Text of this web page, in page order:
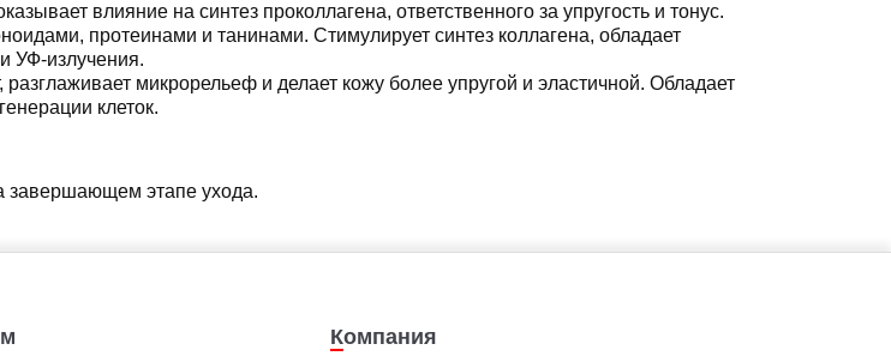
влияние на синтез проколлагена, ответственного за упругость и тонус.
протеинами и танинами. Стимулирует синтез коллагена, обладает
УФ-излучения.
разглаживает микрорельеф и делает кожу более упругой и эластичной. Обладает
клеток.
завершающем этапе ухода.
Компания